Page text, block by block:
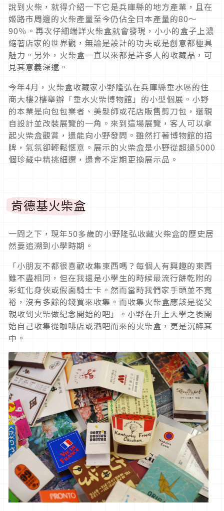
說到火柴，就得介紹一下它是兵庫縣的地方產業，且在
姬路市周邊的火柴產量至今仍佔全日本產量的80～
90％。再次仔細端詳火柴盒就會發現，小小的盒子上濃
縮著店家的世界觀，無論是設計的功夫或是創意都極具
魅力。另外，火柴盒一直以來都是許多人的收藏品，可
見其意義深遠。
今年4月，火柴盒收藏家小野隆弘在兵庫縣垂水區的住
商大樓2樓舉辦「垂水火柴博物館」的小型個展。小野
的本業是向包包業者、美髮師或花店販售剪刀包，還親
自設計並改裝展覽的一角。來到這場展覽，客人可以拿
起火柴盒觀賞，還能向小野發問。雖然打著博物館的招
牌，氣氛卻輕鬆愜意。展示的火柴盒是小野從超過5000
個珍藏中精挑細選，還會不定期更換展示品。
肯德基火柴盒
一問之下，現年50多歲的小野隆弘收藏火柴盒的歷史居
然要追溯到小學時期。
「小朋友不都很喜歡收集東西嗎？每個人有興趣的東西
雖不盡相同，但在我還是小學生的時候最流行餅乾附的
彩虹化身俠或假面騎士卡。然而當時我們家手頭並不寬
裕，沒有多餘的錢買來收集。而收集火柴盒應該是從父
親收到火柴做紀念開始的吧」。小野在升上大學之後開
始自己收集從咖啡店或酒吧而來的火柴盒，更是沉醉其
中。